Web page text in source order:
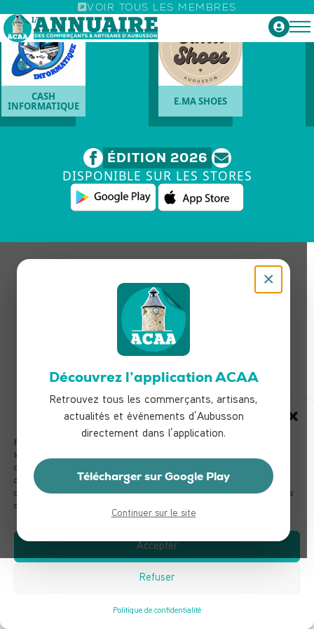
Gérer le consentement
Pour offrir les meilleures expériences, nous utilisons des technologies telles que
les cookies pour stocker et/ou accéder aux informations des appareils. Le fait de
consentir à ces technologies nous permettra de traiter des données telles que le
comportement de navigation ou les ID uniques sur ce site. Le fait de ne pas
consentir ou de retirer son consentement peut avoir un effet négatif sur certaines
caractéristiques et fonctions.
Accepter
Refuser
Politique de confidentialité
VOIR TOUS LES MEMBRES
TOUS LES COMMERÇANTS & ARTISANS
CASH
INFORMATIQUE E.MA SHOES
ÉDITION 2026
DISPONIBLE SUR LES STORES
×
Découvrez l’application ACAA
Retrouvez tous les commerçants, artisans,
actualités et événements d’Aubusson
directement dans l’application.
Télécharger sur Google Play
Continuer sur le site